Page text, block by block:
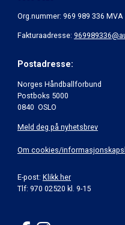
Org.nummer: 969 989 336 MVA
Fakturaadresse:
Postadresse:
Norges Håndballforbund
Postboks 5000
0840 OSLO
Meld deg på nyhetsbrev
Om cookies/
E-post: Klikk her
Tlf: 970 02520 kl. 9-15